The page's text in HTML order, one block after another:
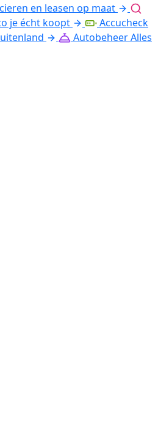
en leasen op maat
je écht koopt
Accucheck
AutobeheerAlles